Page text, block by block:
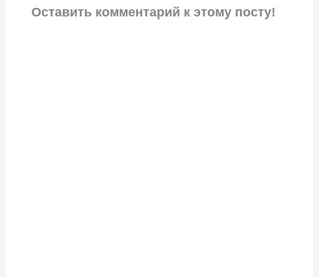
Оставить комментарий к этому посту!